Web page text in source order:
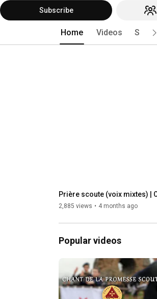
Subscribe
Home Videos Shorts
2,885 views 4 months ago
Popular videos